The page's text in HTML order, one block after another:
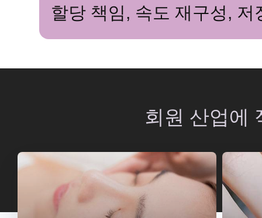
할당 책임, 속도 재구성, 저
회원 산업에